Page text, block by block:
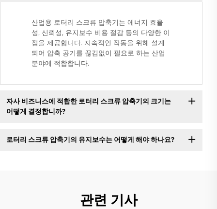
산업용 로터리 스크류 압축기는 에너지 효율
성, 신뢰성, 유지보수 비용 절감 등의 다양한 이
점을 제공합니다. 지속적인 작동을 위해 설계
되어 압축 공기를 끊김없이 필요로 하는 산업
분야에 적합합니다.
자사 비즈니스에 적합한 로터리 스크류 압축기의 크기는
어떻게 결정합니까?
로터리 스크류 압축기의 유지보수는 어떻게 해야 하나요?
관련 기사